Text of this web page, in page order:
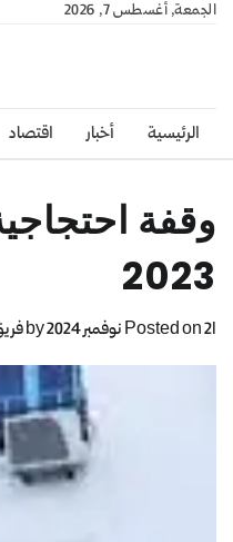
الجمعة, أغسطس 7, 2026
الرئيسية أخبار اقتصاد
وقفة
2023
Posted on21 نوفمبر 2024